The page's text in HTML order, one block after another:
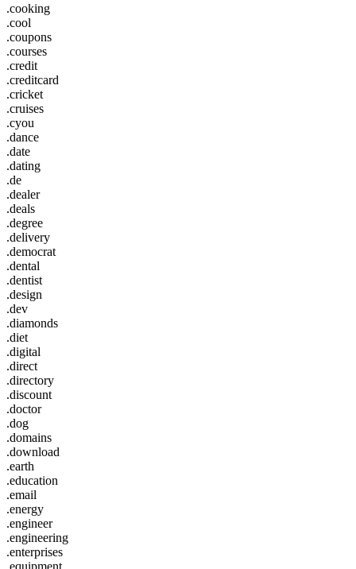
.cooking
.cool
.coupons
.courses
.credit
.creditcard
.cricket
.cruises
.cyou
.dance
.date
.dating
.de
.dealer
.deals
.degree
.delivery
.democrat
.dental
.dentist
.design
.dev
.diamonds
.diet
.digital
.direct
.directory
.discount
.doctor
.dog
.domains
.download
.earth
.education
.email
.energy
.engineer
.engineering
.enterprises
.equipment